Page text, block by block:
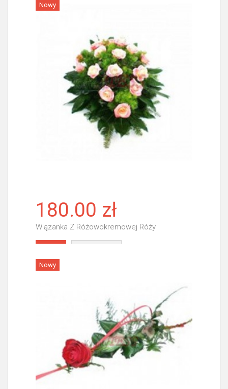
Nowy
180.00 zł
Wiązanka Z Różowokremowej Róży
Nowy